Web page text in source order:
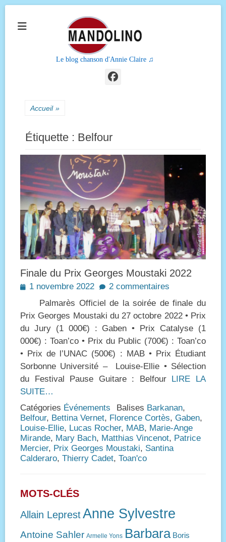
Le blog chanson d'Annie Claire ♫
Facebook
Accueil »
Étiquette : Belfour
Finale du Prix Georges Moustaki 2022
Posted
1 novembre 2022
2 commentaires
Palmarès Officiel de la soirée de finale du
Prix Georges Moustaki du 27 octobre 2022 • Prix
du Jury (1 000€) : Gaben • Prix Catalyse (1
000€) : Toan’co • Prix du Public (700€) : Toan’co
• Prix de l’UNAC (500€) : MAB • Prix Étudiant
Sorbonne Université – Louise-Ellie • Sélection
du Festival Pause Guitare : Belfour LIRE LA
SUITE…
Catégories Événements Balises Barkanan,
Belfour, Bettina Vernet, Florence Cortès, Gaben,
Louise-Ellie, Lucas Rocher, MAB, Marie-Ange
Mirande, Mary Bach, Matthias Vincenot, Patrice
Mercier, Prix Georges Moustaki, Santina
Calderaro, Thierry Cadet, Toan'co
MOTS-CLÉS
Allain LeprestAnne Sylvestre
Antoine Sahler Armelle Yons Barbara Boris